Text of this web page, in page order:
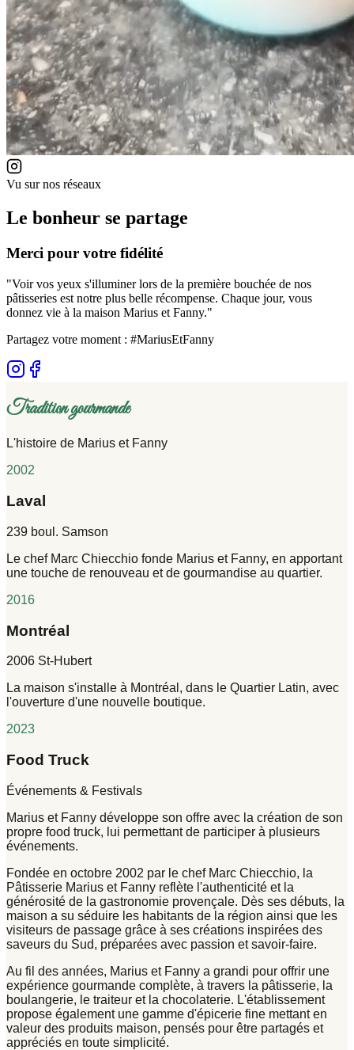
Vu sur nos réseaux
Le bonheur se partage
Merci pour votre fidélité
"Voir vos yeux s'illuminer lors de la première bouchée de nos
pâtisseries est notre plus belle récompense. Chaque jour, vous
donnez vie à la maison Marius et Fanny."
Partagez votre moment : #MariusEtFanny
Tradition gourmande
L'histoire de Marius et Fanny
2002
Laval
239 boul. Samson
Le chef Marc Chiecchio fonde Marius et Fanny, en apportant
une touche de renouveau et de gourmandise au quartier.
2016
Montréal
2006 St-Hubert
La maison s'installe à Montréal, dans le Quartier Latin, avec
l'ouverture d'une nouvelle boutique.
2023
Food Truck
Événements & Festivals
Marius et Fanny développe son offre avec la création de son
propre food truck, lui permettant de participer à plusieurs
événements.
Fondée en octobre 2002 par le chef Marc Chiecchio, la
Pâtisserie Marius et Fanny reflète l'authenticité et la
générosité de la gastronomie provençale. Dès ses débuts, la
maison a su séduire les habitants de la région ainsi que les
visiteurs de passage grâce à ses créations inspirées des
saveurs du Sud, préparées avec passion et savoir-faire.
Au fil des années, Marius et Fanny a grandi pour offrir une
expérience gourmande complète, à travers la pâtisserie, la
boulangerie, le traiteur et la chocolaterie. L'établissement
propose également une gamme d'épicerie fine mettant en
valeur des produits maison, pensés pour être partagés et
appréciés en toute simplicité.